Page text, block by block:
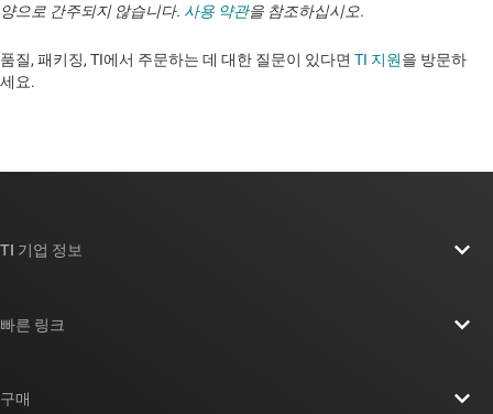
양으로 간주되지 않습니다. 사용 약관을 참조하십시오.
품질, 패키징, TI에서 주문하는 데 대한 질문이 있다면 TI 지원을 방문하
세요. ​​​​​​​​​​​​​​
TI 기업 정보
빠른 링크
구매